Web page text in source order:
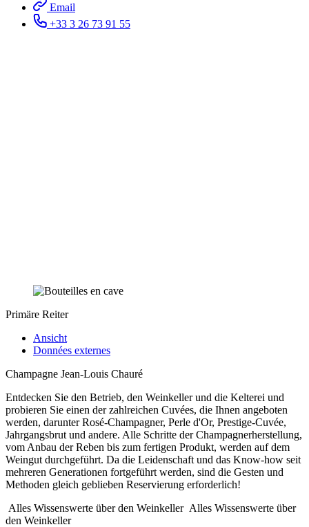
Email
+33 3 26 73 91 55
Primäre Reiter
Ansicht
Données externes
Champagne Jean-Louis Chauré
Entdecken Sie den Betrieb, den Weinkeller und die Kelterei und
probieren Sie einen der zahlreichen Cuvées, die Ihnen angeboten
werden, darunter Rosé-Champagner, Perle d'Or, Prestige-Cuvée,
Jahrgangsbrut und andere. Alle Schritte der Champagnerherstellung,
vom Anbau der Reben bis zum fertigen Produkt, werden auf dem
Weingut durchgeführt. Da die Leidenschaft und das Know-how seit
mehreren Generationen fortgeführt werden, sind die Gesten und
Methoden gleich geblieben Reservierung erforderlich!
Alles Wissenswerte über den Weinkeller Alles Wissenswerte über
den Weinkeller